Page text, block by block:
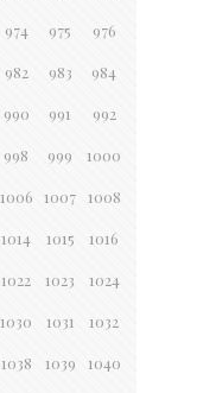
974 975 976
982 983 984
990 991 992
998 999 1000
1006 1007 1008
1014 1015 1016
1022 1023 1024
1030 1031 1032
1038 1039 1040